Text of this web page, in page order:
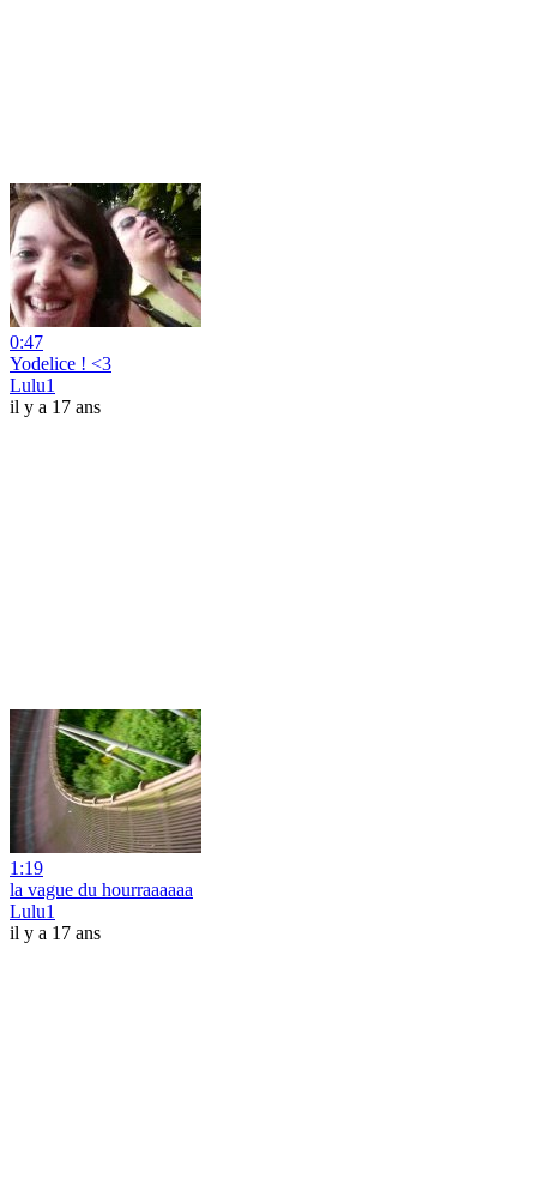
0:47
Yodelice ! <3
Lulu1
il y a 17 ans
1:19
la vague du hourraaaaaa
Lulu1
il y a 17 ans